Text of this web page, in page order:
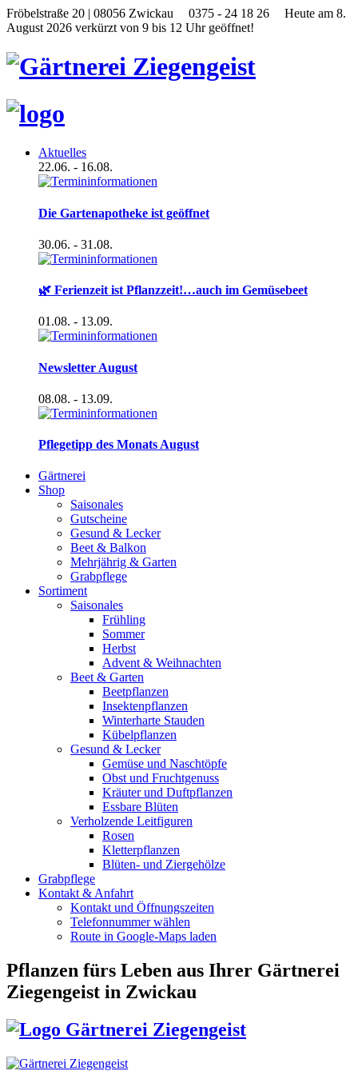
Fröbelstraße 20 | 08056 Zwickau 0375 - 24 18 26
Heute am 8.
August 2026 verkürzt von 9 bis 12 Uhr geöffnet!
Aktuelles
22.06. - 16.08.
Die Gartenapotheke ist geöffnet
30.06. - 31.08.
🌿 Ferienzeit ist Pflanzzeit!…auch im Gemüsebeet
01.08. - 13.09.
Newsletter August
08.08. - 13.09.
Pflegetipp des Monats August
Gärtnerei
Shop
Saisonales
Gutscheine
Gesund & Lecker
Beet & Balkon
Mehrjährig & Garten
Grabpflege
Sortiment
Saisonales
Frühling
Sommer
Herbst
Advent & Weihnachten
Beet & Garten
Beetpflanzen
Insektenpflanzen
Winterharte Stauden
Kübelpflanzen
Gesund & Lecker
Gemüse und Naschtöpfe
Obst und Fruchtgenuss
Kräuter und Duftpflanzen
Essbare Blüten
Verholzende Leitfiguren
Rosen
Kletterpflanzen
Blüten- und Ziergehölze
Grabpflege
Kontakt & Anfahrt
Kontakt und Öffnungszeiten
Telefonnummer wählen
Route in Google-Maps laden
Pflanzen fürs Leben aus Ihrer Gärtnerei
Ziegengeist in Zwickau